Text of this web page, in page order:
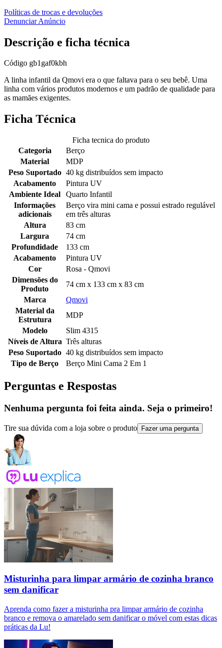
Políticas de trocas e devoluções
Denunciar Anúncio
Descrição e ficha técnica
Código gb1gaf0kbh
A linha infantil da Qmovi era o que faltava para o seu bebê. Uma
linha com vários produtos modernos e um padrão de qualidade para
as mamães exigentes.
Ficha Técnica
Ficha tecnica do produto
Categoria
Berço
Material
MDP
Peso Suportado 40 kg distribuídos sem impacto
Acabamento
Pintura UV
Ambiente Ideal
Quarto Infantil
Informações
adicionais
Berço vira mini cama e possui estrado regulável
em três alturas
Altura
83 cm
Largura
74 cm
Profundidade
133 cm
Acabamento
Pintura UV
Cor
Rosa - Qmovi
Dimensões do
Produto
74 cm x 133 cm x 83 cm
Marca
Qmovi
Material da
Estrutura
MDP
Modelo
Slim 4315
Níveis de Altura Três alturas
Peso Suportado 40 kg distribuídos sem impacto
Tipo de Berço
Berço Mini Cama 2 Em 1
Perguntas e Respostas
Nenhuma pergunta foi feita ainda. Seja o primeiro!
Tire sua dúvida com a loja sobre o produto Fazer uma pergunta
Misturinha para limpar armário de cozinha branco
sem danificar
Aprenda como fazer a misturinha pra limpar armário de cozinha
branco e remova o amarelado sem danificar o móvel com estas dicas
práticas da Lu!